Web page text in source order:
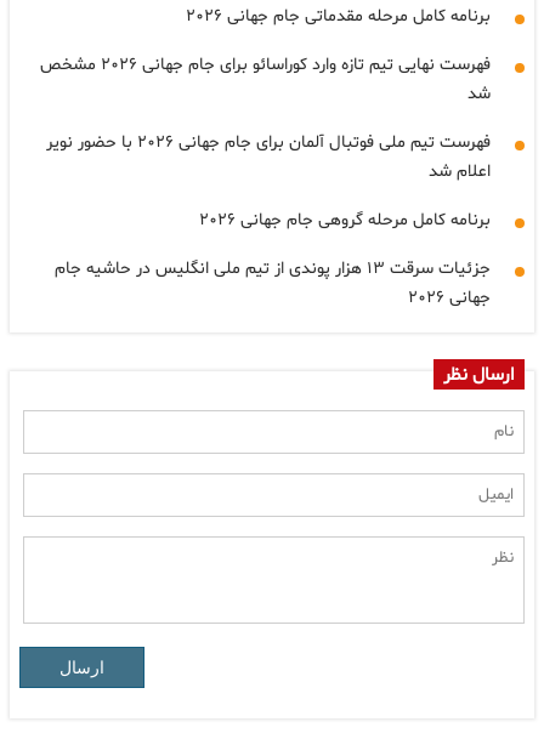
برنامه کامل مرحله مقدماتی جام جهانی ۲۰۲۶
فهرست نهایی تیم تازه وارد کوراسائو برای جام جهانی ۲۰۲۶ مشخص
شد
فهرست تیم ملی فوتبال آلمان برای جام جهانی ۲۰۲۶ با حضور نویر
اعلام شد
برنامه کامل مرحله گروهی جام جهانی ۲۰۲۶
جزئیات سرقت ۱۳ هزار پوندی از تیم ملی انگلیس در حاشیه جام
جهانی ۲۰۲۶
ارسال نظر
ارسال